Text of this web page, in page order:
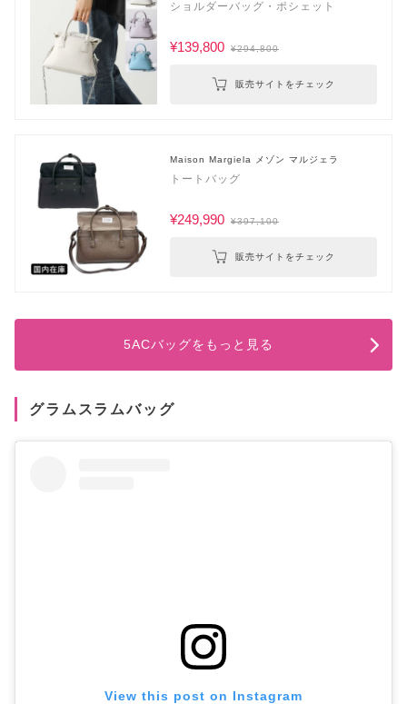
ショルダーバッグ・ポシェット
¥139,800 ¥294,800
販売サイトをチェック
Maison Margiela メゾン マルジェラ
トートバッグ
¥249,990 ¥397,100
販売サイトをチェック
5ACバッグをもっと見る
グラムスラムバッグ
View this post on Instagram